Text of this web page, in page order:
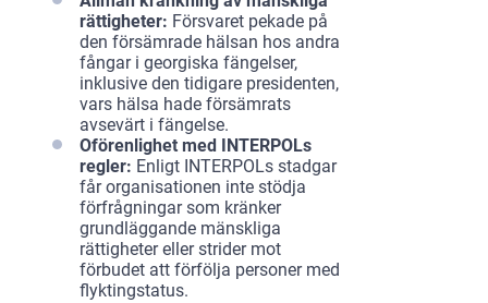
rättigheter: Försvaret pekade på
den försämrade hälsan hos andra
fångar i georgiska fängelser,
inklusive den tidigare presidenten,
vars hälsa hade försämrats
avsevärt i fängelse.
Oförenlighet med INTERPOLs
regler: Enligt INTERPOLs stadgar
får organisationen inte stödja
förfrågningar som kränker
grundläggande mänskliga
rättigheter eller strider mot
förbudet att förfölja personer med
flyktingstatus.